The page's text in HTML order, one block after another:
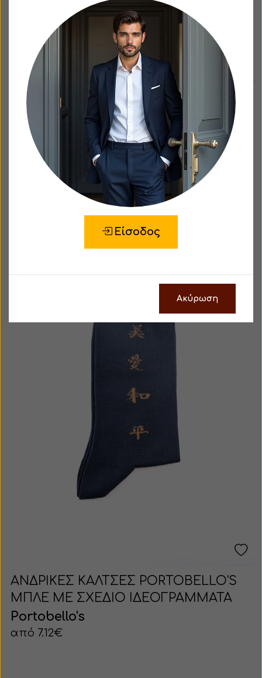
ΑΝΔΡΙΚΕΣ ΚΑΛΤΣΕΣ PORTOBELLO'S
ΜΑΥΡΕΣ ΜΕ ΣΧΕΔΙΟ ΓΚΡΙ
ΙΔΕΟΓΡΑΜΜΑΤΑ
Portobello's
από 7.12€
ΑΝΔΡΙΚΕΣ ΚΑΛΤΣΕΣ PORTOBELLO'S
ΜΠΛΕ ΜΕ ΣΧΕΔΙΟ ΙΔΕΟΓΡΑΜΜΑΤΑ
Portobello's
από 7.12€
Είσοδος
Ακύρωση